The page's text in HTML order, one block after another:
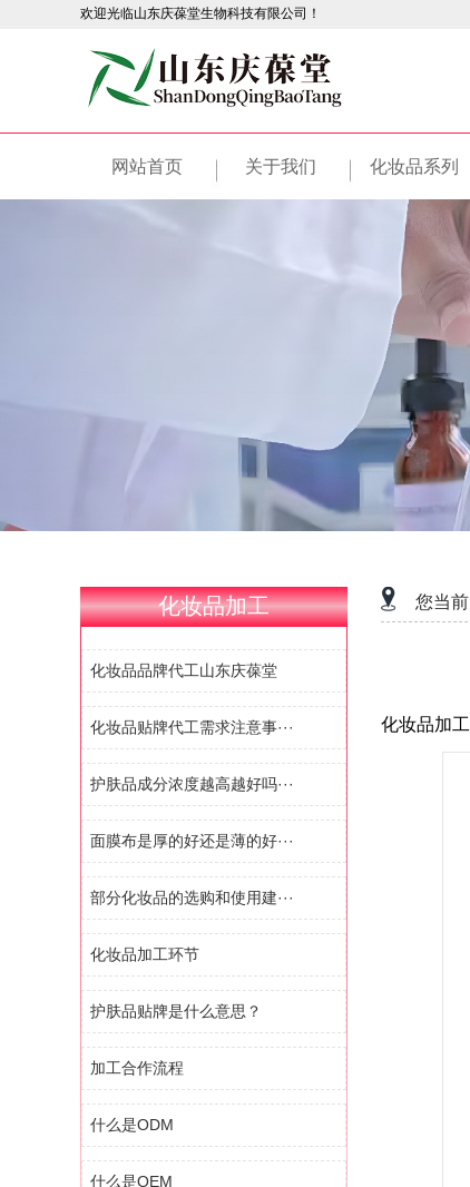
欢迎光临山东庆葆堂生物科技有限公司！
网站首页 关于我们 化妆品系列
化妆品加工
化妆品品牌代工山东庆葆堂
化妆品贴牌代工需求注意事···
护肤品成分浓度越高越好吗···
面膜布是厚的好还是薄的好···
部分化妆品的选购和使用建···
化妆品加工环节
护肤品贴牌是什么意思？
加工合作流程
什么是ODM
什么是OEM
您当前
化妆品加